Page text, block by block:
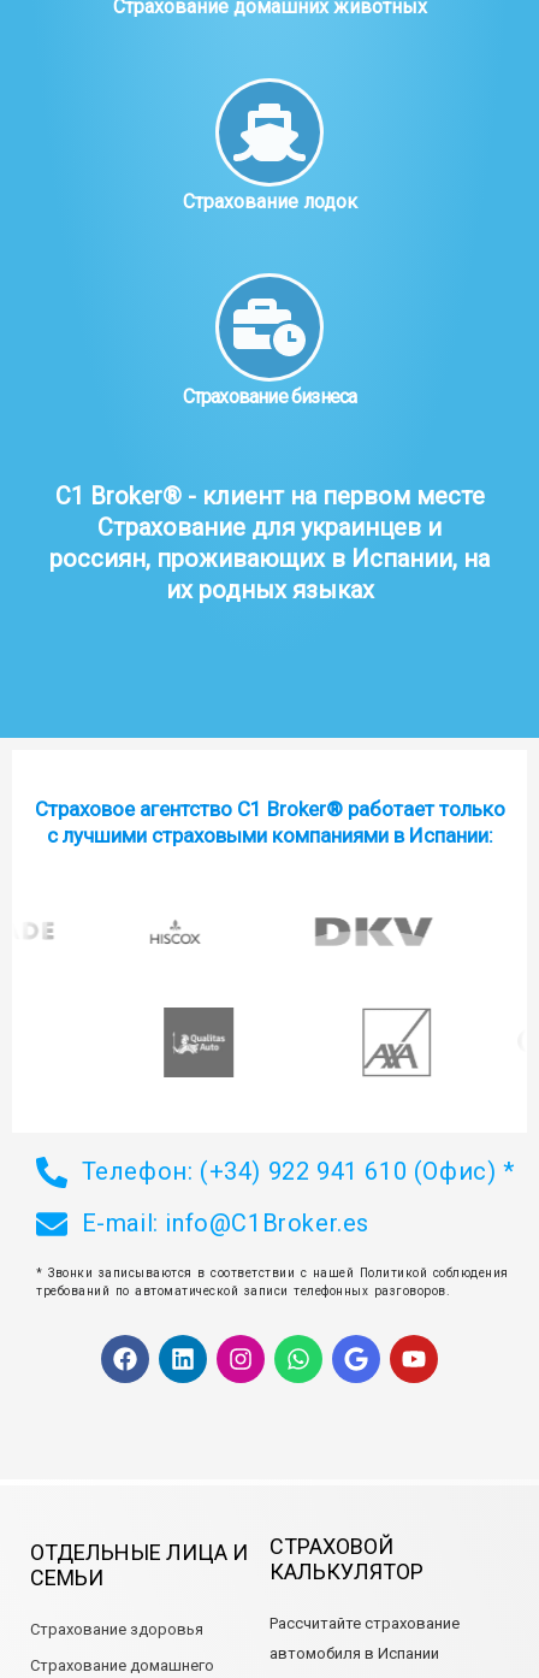
Страхование домашних животных
Страхование лодок
Страхование бизнеса
C1 Broker® - клиент на первом месте
Страхование для украинцев и
россиян, проживающих в Испании, на
их родных языках
Страховое агентство C1 Broker® работает только
с лучшими страховыми компаниями в Испании:
Телефон: (+34) 922 941 610 (Офис) *
E-mail: info@C1Broker.es
* Звонки записываются в соответствии с нашей Политикой соблюдения
требований по автоматической записи телефонных разговоров.
F
a
L
i
I
n
m
W
h
G
o
Y
o
ОТДЕЛЬНЫЕ ЛИЦА И
СЕМЬИ
Страхование здоровья
Страхование домашнего
СТРАХОВОЙ
КАЛЬКУЛЯТОР
Рассчитайте страхование
автомобиля в Испании